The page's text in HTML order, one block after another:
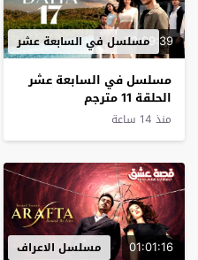
02:09:39
مسلسل في السابعة عشر
مسلسل في السابعة عشر
الحلقة 11 مترجم
منذ 14 ساعة
01:01:16 مسلسل الاعراف